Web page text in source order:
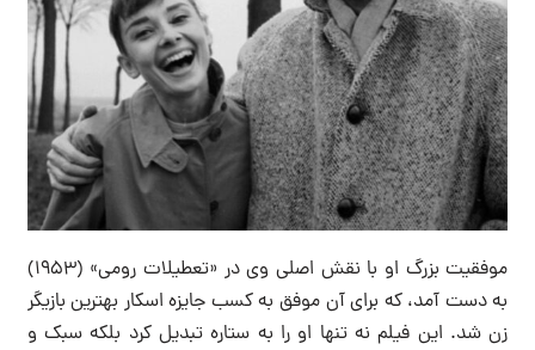
موفقیت بزرگ او با نقش اصلی وی در «تعطیلات رومی» (۱۹۵۳)
به دست آمد، که برای آن موفق به کسب جایزه اسکار بهترین بازیگر
زن شد. این فیلم نه تنها او را به ستاره تبدیل کرد بلکه سبک و